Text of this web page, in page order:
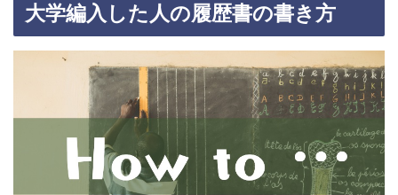
大学編入した人の履歴書の書き方